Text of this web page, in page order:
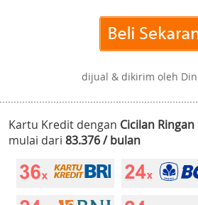
dijual & dikirim oleh
Kartu Kredit dengan Cicilan Ringan
mulai dari 83.376 / bulan